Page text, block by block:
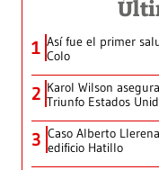
1 Así fue el primer
Colo
2 Karol Wilson
Triunfo Estados
3 Caso Alberto
edificio Hatillo